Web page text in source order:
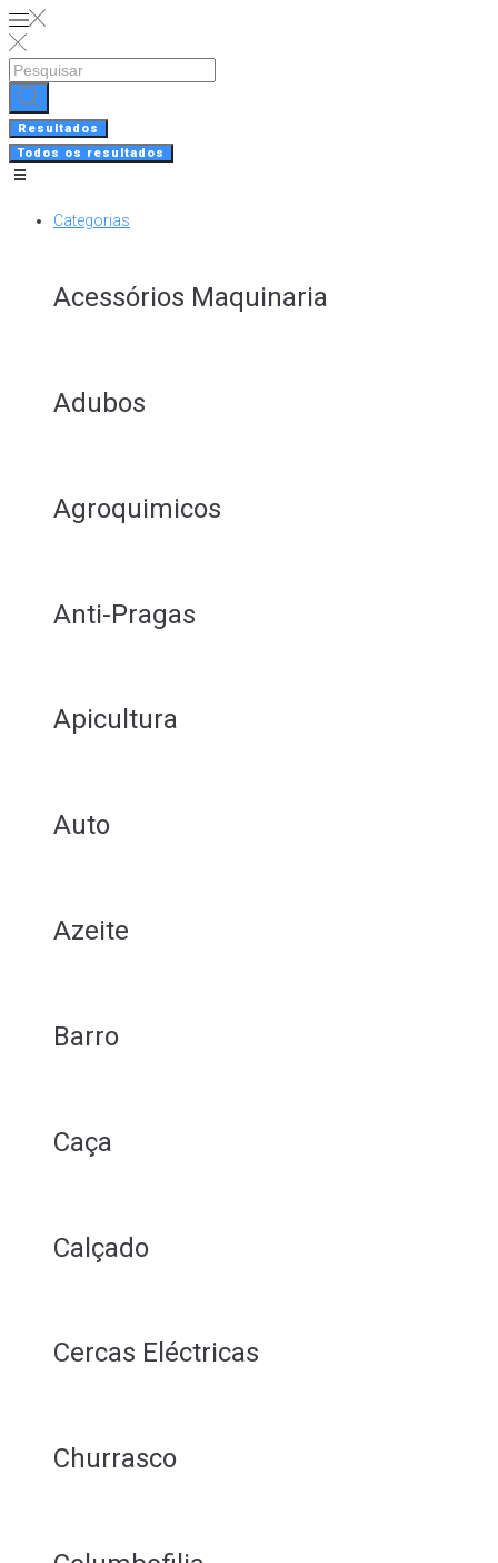
Skip
to
content
Search
Resultados
Todos os resultados
Categorias
Acessórios Maquinaria
Adubos
Agroquimicos
Anti-Pragas
Apicultura
Auto
Azeite
Barro
Caça
Calçado
Cercas Eléctricas
Churrasco